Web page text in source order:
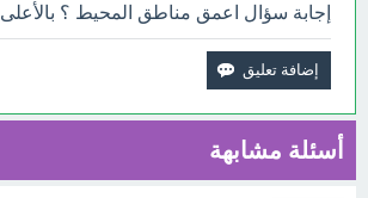
إجابة سؤال اعمق مناطق المحيط ؟ بالأعلى.
أسئلة مشابهة